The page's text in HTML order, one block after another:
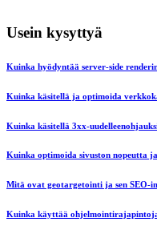
Usein kysyttyä
Kuinka hyödyntää server-side
Kuinka käsitellä ja optimoida
Kuinka käsitellä 3xx-
Kuinka optimoida sivuston nopeutta
Mitä ovat geotargetointi ja sen SEO-
Kuinka käyttää